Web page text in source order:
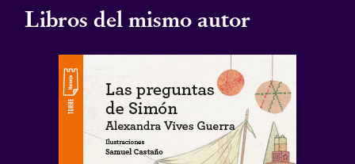
Libros del mismo autor